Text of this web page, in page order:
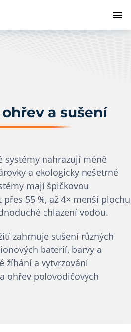
a sušení
systémy nahrazují méně
a ekologicky nešetrné
mají špičkovou
55 %, až 4× menší plochu
chlazení vodou.
zahrnuje sušení různých
baterií, barvy a
žíhání a vytvrzování
ohřev polovodičových